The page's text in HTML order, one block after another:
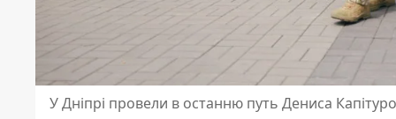
У Дніпрі провели в останню путь Дениса